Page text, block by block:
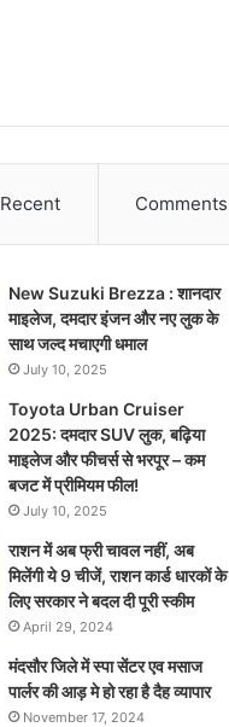
Recent Comments
New Suzuki Brezza : शानदार
माइलेज, दमदार इंजन और नए लुक के
साथ जल्द मचाएगी धमाल
July 10, 2025
Toyota Urban Cruiser
2025: दमदार SUV लुक, बढ़िया
माइलेज और फीचर्स से भरपूर – कम
बजट में प्रीमियम फील!
July 10, 2025
राशन में अब फ्री चावल नहीं, अब
मिलेंगी ये 9 चीजें, राशन कार्ड धारकों के
लिए सरकार ने बदल दी पूरी स्कीम
April 29, 2024
मंदसौर जिले में स्पा सेंटर एव मसाज
पार्लर की आड़ मे हो रहा है दैह व्यापार
November 17, 2024